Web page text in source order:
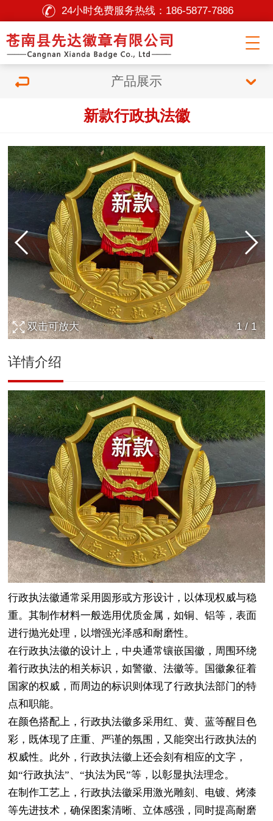
24小时免费服务热线： 186-5877-7886
产品展示
新款行政执法徽
1/1
双击可放大
详情介绍
行政执法徽通常采用圆形或方形设计，以体现权威与稳
重。其制作材料一般选用优质金属，如铜、铝等，表面
进行抛光处理，以增强光泽感和耐磨性。
在行政执法徽的设计上，中央通常镶嵌国徽，周围环绕
着行政执法的相关标识，如警徽、法徽等。国徽象征着
国家的权威，而周边的标识则体现了行政执法部门的特
点和职能。
在颜色搭配上，行政执法徽多采用红、黄、蓝等醒目色
彩，既体现了庄重、严谨的氛围，又能突出行政执法的
权威性。此外，行政执法徽上还会刻有相应的文字，
如“行政执法”、“执法为民”等，以彰显执法理念。
在制作工艺上，行政执法徽采用激光雕刻、电镀、烤漆
等先进技术，确保图案清晰、立体感强，同时提高耐磨